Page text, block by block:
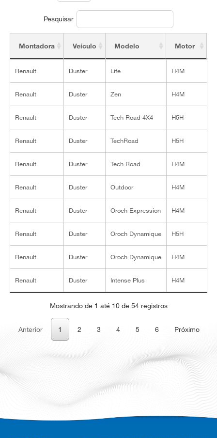
Pesquisar
Montadora Veículo Modelo Motor
Renault Duster Life H4M
Renault Duster Zen H4M
Renault Duster Tech Road 4X4 H5H
Renault Duster TechRoad H5H
Renault Duster Tech Road H4M
Renault Duster Outdoor H4M
Renault Duster Oroch Expression H4M
Renault Duster Oroch Dynamique H5H
Renault Duster Oroch Dynamique H4M
Renault Duster Intense Plus H4M
Mostrando de 1 até 10 de 54 registros
Anterior 1 2 3 4 5 6 Próximo